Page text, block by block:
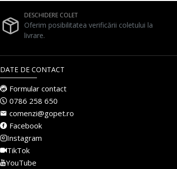
DESCHIDERE COLET
Oferim posibilitatea verificării coletului la
livrare.
DATE DE CONTACT
Formular contact
0786 258 650
comenzi@gopet.ro
Facebook
Instagram
TikTok
YouTube